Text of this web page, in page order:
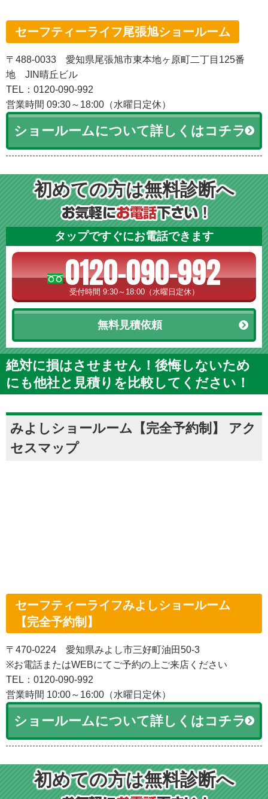
セーフティーライフ尾張旭ショールーム
〒488-0033 愛知県尾張旭市東本地ヶ原町二丁目125番
地 JIN晴丘ビル
TEL：0120-090-992
営業時間 09:30～18:00（水曜日定休）
ショールームについて詳しくはコチラ
初めての方は無料診断へ
タップですぐにお電話できます
0120-090-992
受付時間 9:30～18:00（水曜日定休）
無料見積依頼
絶対に損はさせません！後悔しないため
にも他社と見積りを比較してください！
みよしショールーム【完全予約制】 アク
セスマップ
セーフティーライフみよしショールーム
【完全予約制】
〒470-0224 愛知県みよし市三好町油田50-3
※お電話またはWEBにてご予約の上ご来店ください
TEL：0120-090-992
営業時間 10:00～16:00（水曜日定休）
ショールームについて詳しくはコチラ
初めての方は無料診断へ